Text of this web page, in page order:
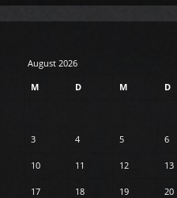
August 2026
M
D M D
3 4 5 6
10 11 12 13
17 18 19 20